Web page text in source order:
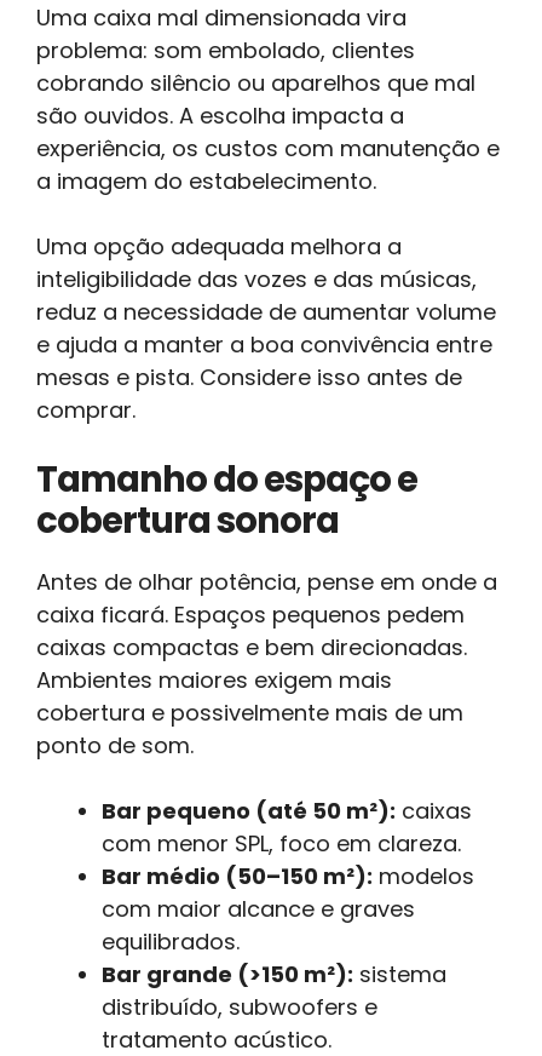
Uma caixa mal dimensionada vira
problema: som embolado, clientes
cobrando silêncio ou aparelhos que mal
são ouvidos. A escolha impacta a
experiência, os custos com manutenção e
a imagem do estabelecimento.
Uma opção adequada melhora a
inteligibilidade das vozes e das músicas,
reduz a necessidade de aumentar volume
e ajuda a manter a boa convivência entre
mesas e pista. Considere isso antes de
comprar.
Tamanho do espaço e
cobertura sonora
Antes de olhar potência, pense em onde a
caixa ficará. Espaços pequenos pedem
caixas compactas e bem direcionadas.
Ambientes maiores exigem mais
cobertura e possivelmente mais de um
ponto de som.
Bar pequeno (até 50 m²): caixas
com menor SPL, foco em clareza.
Bar médio (50–150 m²): modelos
com maior alcance e graves
equilibrados.
Bar grande (>150 m²): sistema
distribuído, subwoofers e
tratamento acústico.